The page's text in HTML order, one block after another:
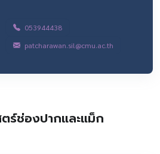
053944438
patcharawan.sil@cmu.ac.th
ร์ช่องปากและแม็ก